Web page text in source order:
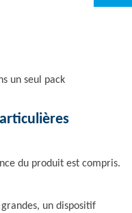
un seul pack
du produit est compris.
un dispositif